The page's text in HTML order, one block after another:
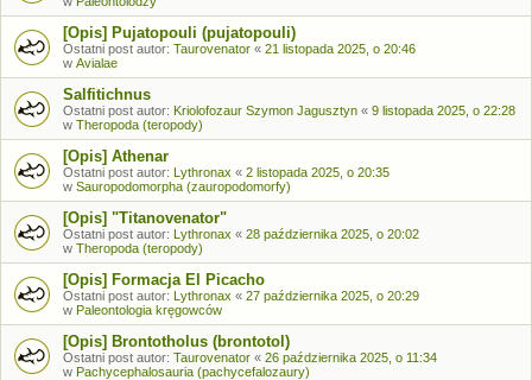
[Opis] Pujatopouli (pujatopouli)
Ostatni post autor: Taurovenator « 21 listopada 2025, o 20:46
w Avialae
Salfitichnus
Ostatni post autor: Kriolofozaur Szymon Jagusztyn « 9 listopada 2025, o 22:28
w Theropoda (teropody)
[Opis] Athenar
Ostatni post autor: Lythronax « 2 listopada 2025, o 20:35
w Sauropodomorpha (zauropodomorfy)
[Opis] "Titanovenator"
Ostatni post autor: Lythronax « 28 października 2025, o 20:02
w Theropoda (teropody)
[Opis] Formacja El Picacho
Ostatni post autor: Lythronax « 27 października 2025, o 20:29
w Paleontologia kręgowców
[Opis] Brontotholus (brontotol)
Ostatni post autor: Taurovenator « 26 października 2025, o 11:34
w Pachycephalosauria (pachycefalozaury)